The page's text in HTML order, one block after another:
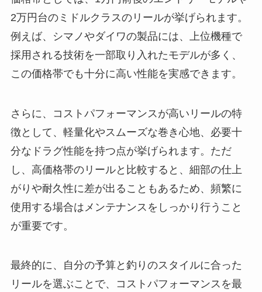
2万円台のミドルクラスのリールが挙げられます。
例えば、シマノやダイワの製品には、上位機種で
採用される技術を一部取り入れたモデルが多く、
この価格帯でも十分に高い性能を実感できます。
さらに、コストパフォーマンスが高いリールの特
徴として、軽量化やスムーズな巻き心地、必要十
分なドラグ性能を持つ点が挙げられます。ただ
し、高価格帯のリールと比較すると、細部の仕上
がりや耐久性に差が出ることもあるため、頻繁に
使用する場合はメンテナンスをしっかり行うこと
が重要です。
最終的に、自分の予算と釣りのスタイルに合った
リールを選ぶことで、コストパフォーマンスを最